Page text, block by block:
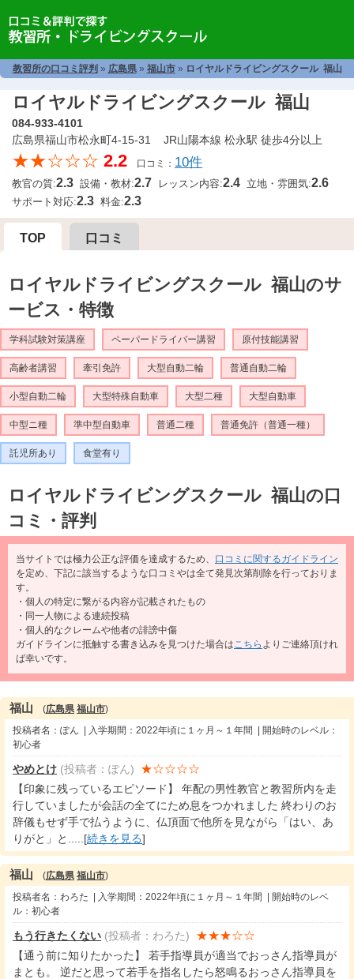
教習所の口コミ評判 » 広島県» 福山市» ロイヤルドライビングスクール 福山
ロイヤルドライビングスクール 福山
084-933-4101
広島県福山市松永町4-15-31 JR山陽本線 松永駅 徒歩4分以上
★★☆☆☆ 2.2 口コミ： 10件
教官の質:2.3 設備・教材:2.7 レッスン内容:2.4 立地・雰囲気:2.6
サポート対応:2.3 料金:2.3
TOP 口コミ
ロイヤルドライビングスクール 福山のサ
ービス・特徴
学科試験対策講座 ペーパードライバー講習 原付技能講習
高齢者講習 牽引免許 大型自動二輪 普通自動二輪
小型自動二輪 大型特殊自動車 大型二種 大型自動車
中型ニ種 準中型自動車 普通二種 普通免許（普通一種）
託児所あり 食堂有り
ロイヤルドライビングスクール 福山の口
コミ・評判
当サイトでは極力公正な評価を達成するため、 口コミに関するガイドライン
を定め、下記に該当するような口コミやは全て発見次第削除を行っておりま
す。
・個人の特定に繋がる内容が記載されたもの
・同一人物による連続投稿
・個人的なクレームや他者の誹謗中傷
ガイドラインに抵触する書き込みを見つけた場合はこちら よりご連絡頂けれ
ば幸いです。
福山 (広島県 福山市)
投稿者名：ぽん | 入学期間：2022年頃に１ヶ月～１年間 | 開始時のレベル：
初心者
やめとけ (投稿者：ぽん) ★☆☆☆☆
【印象に残っているエピソード】 年配の男性教官と教習所内を走
行していましたが会話の全てにため息をつかれました 終わりのお
辞儀もせず手で払うように、仏頂面で他所を見ながら「はい、あ
りがと」と.....[続きを見る]
福山 (広島県 福山市)
投稿者名：わろた | 入学期間：2022年頃に１ヶ月～１年間 | 開始時のレベ
ル：初心者
もう行きたくない (投稿者：わろた) ★★★☆☆
【通う前に知りたかった】 若手指導員が適当でおっさん指導員が
まとも。 逆だと思って若手を指名したら怒鳴るおっさん指導員を